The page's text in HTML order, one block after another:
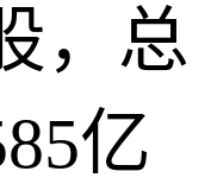
，总
亿